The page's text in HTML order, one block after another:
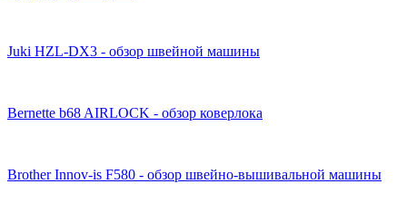
Juki HZL-DX3 - обзор швейной машины
Bernette b68 AIRLOCK - обзор коверлока
Brother Innov-is F580 - обзор швейно-вышивальной машины